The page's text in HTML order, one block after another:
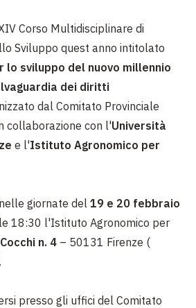
Corso Multidisciplinare di
Sviluppo quest anno intitolato
lo sviluppo del nuovo millennio
dei diritti
dal Comitato Provinciale
collaborazione con l'Università
e l'Istituto Agronomico per
giornate del 19 e 20 febbraio
18:30 l'Istituto Agronomico per
n. 4 – 50131 Firenze (
presso gli uffici del Comitato